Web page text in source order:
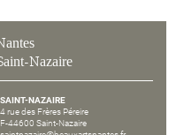
Nazaire
SAINT-NAZAIRE
4 rue des Frères Péreire
F-44600 Saint-Nazaire